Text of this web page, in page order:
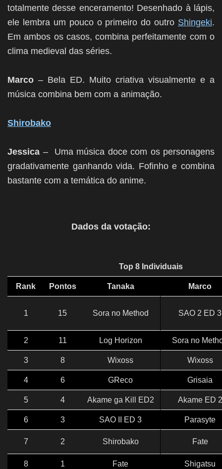
totalmente desse enceramento! Desenhado à lápis,
ele lembra um pouco o primeiro do outro Shingeki.
Em ambos os casos, combina perfeitamente com o
clima medieval das séries.
Marco – Bela ED. Muito criativa visualmente e a
música combina bem com a animação.
Shirobako
Jessica – Uma música doce com os personagens
gradativamente ganhando vida. Fofinho e combina
bastante com a temática do anime.
Dados da votação:
Top 8 Individuais
Rank Pontos Tanaka Marco
1 15 Sora no Method SAO 2 ED 3
2 11 Log Horizon Sora no
3 8 Wixoss Wixoss
4 6 GReco Grisaia
5 4 Akame ga Kill ED2 Akame ED 2
6 3 SAO II ED 3 Parasyte
7 2 Shirobako Fate
8 1 Fate Shigatsu